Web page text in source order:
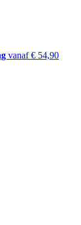
vanaf € 54,90